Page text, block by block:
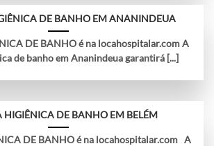
DE BANHO EM ANANINDEUA
DE BANHO é na locahospitalar.com A
de banho em Ananindeua garantirá [...]
HIGIÊNICA DE BANHO EM BELÉM
DE BANHO é na locahospitalar.com A